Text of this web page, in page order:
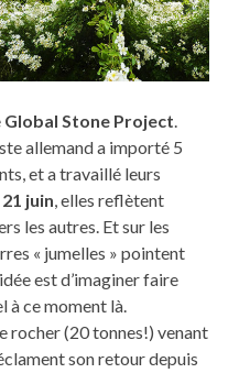
Global Stone Project.
allemand a importé 5
et a travaillé leurs
juin, elles reflètent
les autres. Et sur les
« jumelles » pointent
est d’imaginer faire
à ce moment là.
rocher (20 tonnes!) venant
son retour depuis